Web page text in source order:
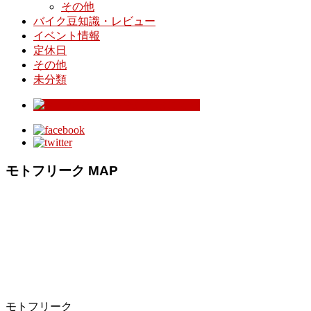
その他
バイク豆知識・レビュー
イベント情報
定休日
その他
未分類
モトフリーク MAP
モトフリーク